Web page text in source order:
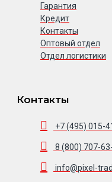
Гарантия
Кредит
Контакты
Оптовый отдел
Отдел логистики
Контакты
+7 (495) 015-
8 (800) 707-
info@pixel-